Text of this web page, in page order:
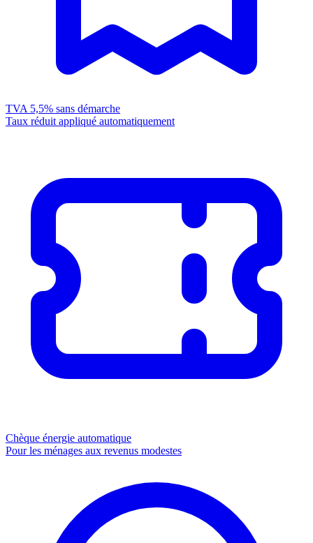
TVA 5,5% sans démarche
Taux réduit appliqué automatiquement
Chèque énergie automatique
Pour les ménages aux revenus modestes